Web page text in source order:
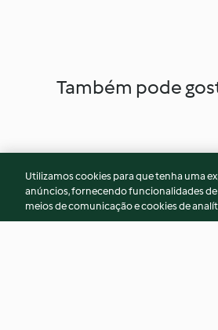
Também pode
Utilizamos cookies para que tenha uma
anúncios, fornecendo funcionalidades de
meios de comunicação e cookies de